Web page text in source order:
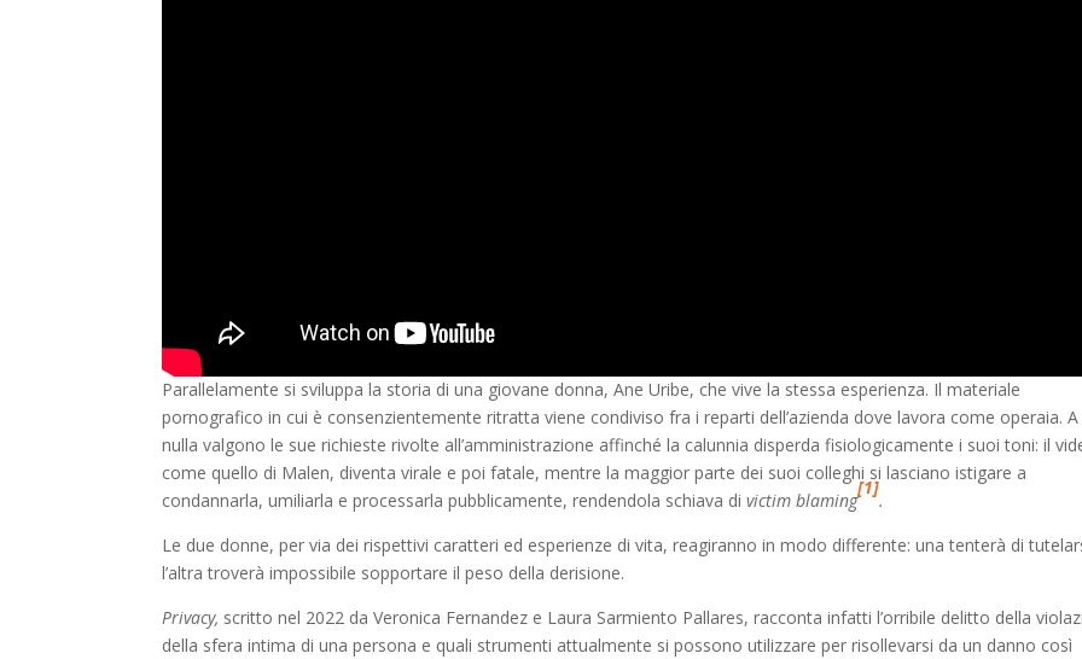
Parallelamente si sviluppa la storia di una giovane donna, Ane Uribe, che vive la stessa esperienza. Il materiale
pornografico in cui è consenzientemente ritratta viene condiviso fra i reparti dell’azienda dove lavora come operaia. A
nulla valgono le sue richieste rivolte all’amministrazione affinché la calunnia disperda fisiologicamente i suoi toni: il
come quello di Malen, diventa virale e poi fatale, mentre la maggior parte dei suoi colleghi si lasciano istigare a
condannarla, umiliarla e processarla pubblicamente, rendendola schiava divictim blaming
[1]
.
Le due donne, per via dei rispettivi caratteri ed esperienze di vita, reagiranno in modo differente: una tenterà di
l’altra troverà impossibile sopportare il peso della derisione.
Privacy, scritto nel 2022 da Veronica Fernandez e Laura Sarmiento Pallares, racconta infatti l’orribile delitto della
della sfera intima di una persona e quali strumenti attualmente si possono utilizzare per risollevarsi da un danno così